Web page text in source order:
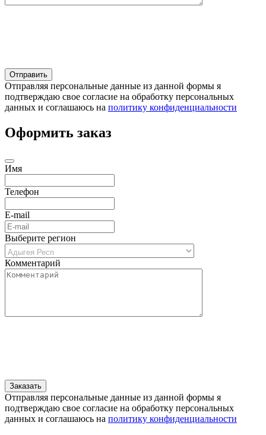
Отправляя персональные данные из данной формы я
подтверждаю свое согласие на обработку персональных
данных и соглашаюсь на политику конфиденциальности
Оформить заказ
Имя
Телефон
E-mail
Выберите регион
Комментарий
Отправляя персональные данные из данной формы я
подтверждаю свое согласие на обработку персональных
данных и соглашаюсь на политику конфиденциальности